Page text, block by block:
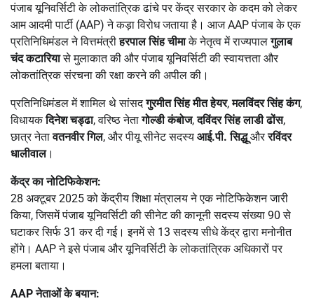
पंजाब यूनिवर्सिटी के लोकतांत्रिक ढांचे पर केंद्र सरकार के कदम को लेकर
आम आदमी पार्टी (AAP) ने कड़ा विरोध जताया है। आज AAP पंजाब के एक
प्रतिनिधिमंडल ने वित्तमंत्रीहरपाल सिंह चीमाके नेतृत्व में राज्यपालगुलाब
चंद कटारियासे मुलाकात की और पंजाब यूनिवर्सिटी की स्वायत्तता और
लोकतांत्रिक संरचना की रक्षा करने की अपील की।
प्रतिनिधिमंडल में शामिल थे सांसदगुरमीत सिंह मीत हेयर,मलविंदर सिंह कंग,
विधायकदिनेश चड्ढा, वरिष्ठ नेतागोल्डी कंबोज,दविंदर सिंह लाडी ढोंस,
छात्र नेतावतनवीर गिल, और पीयू सीनेट सदस्य आई.पी. सिद्धूऔररविंदर
धालीवाल।
केंद्र का नोटिफिकेशन:
28 अक्टूबर 2025 को केंद्रीय शिक्षा मंत्रालय ने एक नोटिफिकेशन जारी
किया, जिसमें पंजाब यूनिवर्सिटी की सीनेट की कानूनी सदस्य संख्या 90 से
घटाकर सिर्फ 31 कर दी गई। इनमें से 13 सदस्य सीधे केंद्र द्वारा मनोनीत
होंगे। AAP ने इसे पंजाब और यूनिवर्सिटी के लोकतांत्रिक अधिकारों पर
हमला बताया।
AAPनेताओं के बयान: